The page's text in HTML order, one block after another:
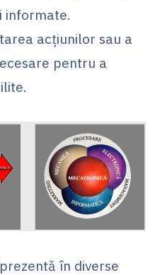
informate.
acțiunilor sau a
pentru a
în diverse